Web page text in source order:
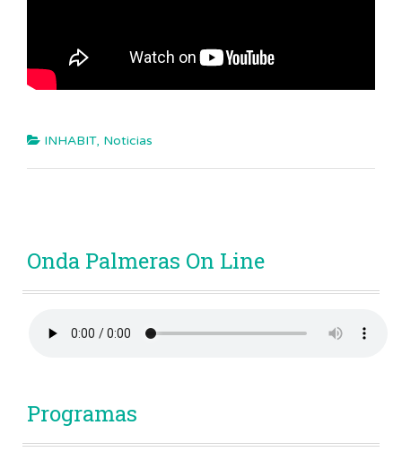
INHABIT, Noticias
Onda Palmeras On Line
Programas